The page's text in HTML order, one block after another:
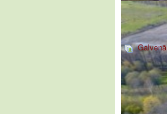
Galvenā